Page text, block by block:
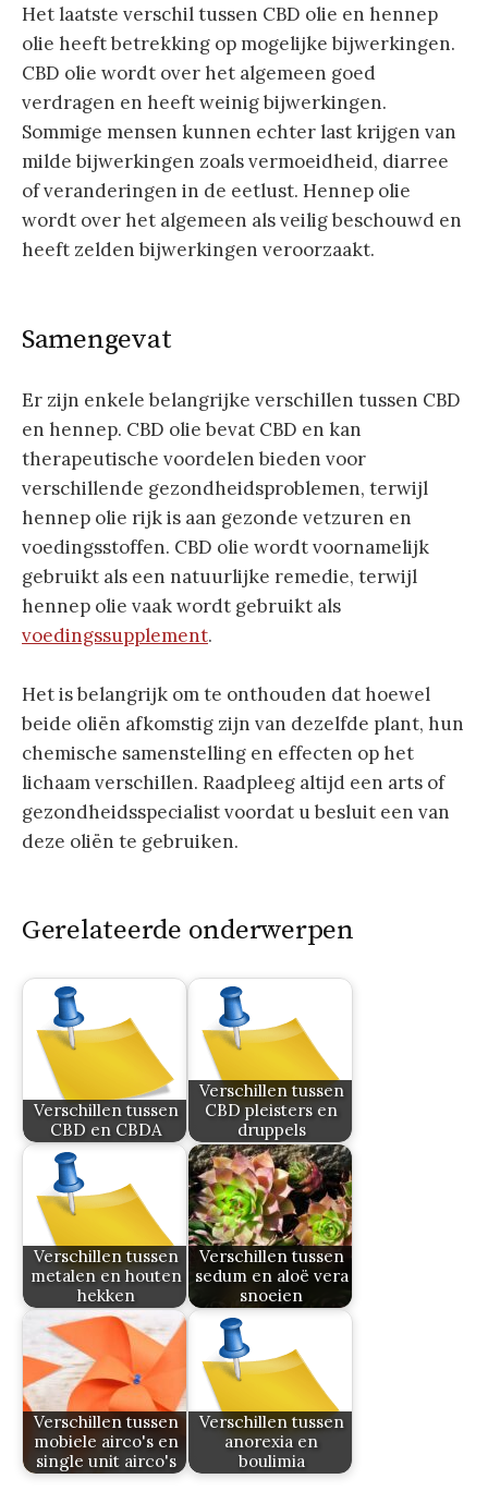
Het laatste verschil tussen CBD olie en hennep
olie heeft betrekking op mogelijke bijwerkingen.
CBD olie wordt over het algemeen goed
verdragen en heeft weinig bijwerkingen.
Sommige mensen kunnen echter last krijgen van
milde bijwerkingen zoals vermoeidheid, diarree
of veranderingen in de eetlust. Hennep olie
wordt over het algemeen als veilig beschouwd en
heeft zelden bijwerkingen veroorzaakt.
Samengevat
Er zijn enkele belangrijke verschillen tussen CBD
en hennep. CBD olie bevat CBD en kan
therapeutische voordelen bieden voor
verschillende gezondheidsproblemen, terwijl
hennep olie rijk is aan gezonde vetzuren en
voedingsstoffen. CBD olie wordt voornamelijk
gebruikt als een natuurlijke remedie, terwijl
hennep olie vaak wordt gebruikt als
voedingssupplement.
Het is belangrijk om te onthouden dat hoewel
beide oliën afkomstig zijn van dezelfde plant, hun
chemische samenstelling en effecten op het
lichaam verschillen. Raadpleeg altijd een arts of
gezondheidsspecialist voordat u besluit een van
deze oliën te gebruiken.
Gerelateerde onderwerpen
Verschillen tussen
CBD en CBDA
Verschillen tussen
CBD pleisters en
druppels
Verschillen tussen
metalen en houten
hekken
Verschillen tussen
sedum en aloë vera
snoeien
Verschillen tussen
mobiele airco's en
single unit airco's
Verschillen tussen
anorexia en
boulimia